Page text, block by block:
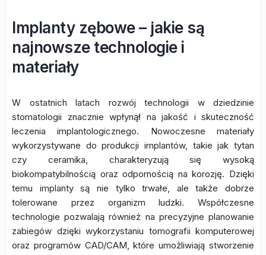
Implanty zębowe – jakie są
najnowsze technologie i
materiały
W ostatnich latach rozwój technologii w dziedzinie
stomatologii znacznie wpłynął na jakość i skuteczność
leczenia implantologicznego. Nowoczesne materiały
wykorzystywane do produkcji implantów, takie jak tytan
czy ceramika, charakteryzują się wysoką
biokompatybilnością oraz odpornością na korozję. Dzięki
temu implanty są nie tylko trwałe, ale także dobrze
tolerowane przez organizm ludzki. Współczesne
technologie pozwalają również na precyzyjne planowanie
zabiegów dzięki wykorzystaniu tomografii komputerowej
oraz programów CAD/CAM, które umożliwiają stworzenie